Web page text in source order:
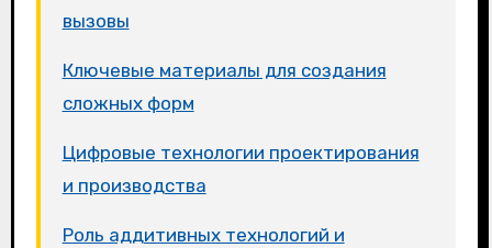
вызовы
Ключевые материалы для создания
сложных форм
Цифровые технологии проектирования
и производства
Роль аддитивных технологий и